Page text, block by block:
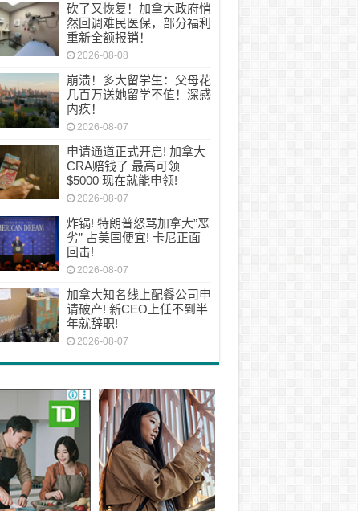
砍了又恢复！加拿大政府悄
然回调难民医保，部分福利
重新全额报销！
2026-08-08
崩溃！多大留学生：父母花
几百万送她留学不值！深感
内疚！
2026-08-07
申请通道正式开启! 加拿大
CRA赔钱了 最高可领
$5000 现在就能申领!
2026-08-07
炸锅! 特朗普怒骂加拿大”恶
劣” 占美国便宜! 卡尼正面
回击!
2026-08-07
加拿大知名线上配餐公司申
请破产! 新CEO上任不到半
年就辞职!
2026-08-07